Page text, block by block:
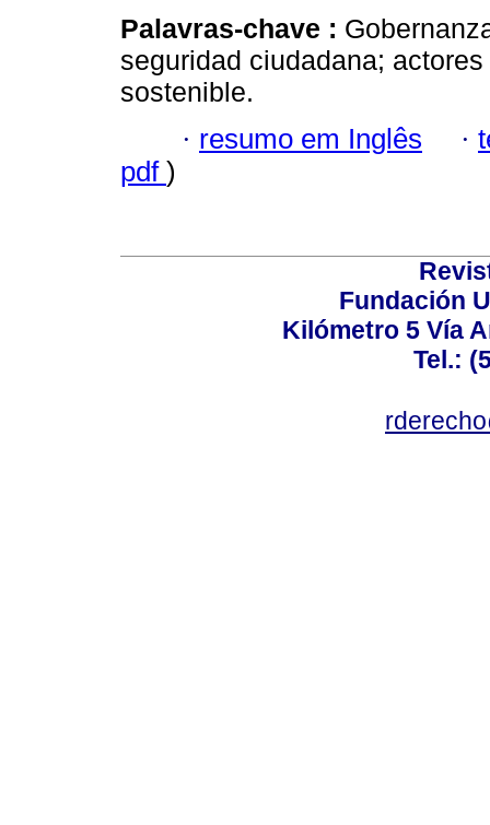
Palavras-chave :
seguridad ciudadana;
sostenible.
· resumo em Inglês ·
pdf )
Fundación
Kilómetro 5 Vía
Tel.: